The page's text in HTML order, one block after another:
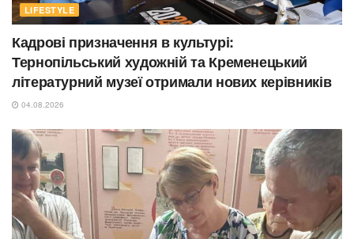
LIFESTYLE
Кадрові призначення в культурі:
Тернопільський художній та Кременецький
літературний музеї отримали нових керівників
04.08.2026